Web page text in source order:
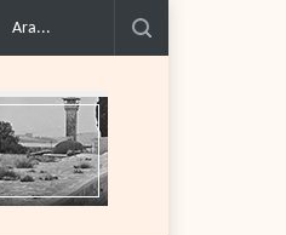
bitebilir, ABD silah stoklar�..